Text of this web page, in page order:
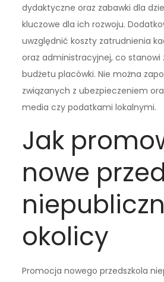
dydaktyczne oraz zabawki dla
kluczowe dla ich rozwoju.
uwzględnić koszty zatrudnienia
oraz administracyjnej, co stanowi
budżetu placówki. Nie można
związanych z ubezpieczeniem
media czy podatkami lokalnymi.
Jak
nowe
okolicy
Promocja nowego przedszkola